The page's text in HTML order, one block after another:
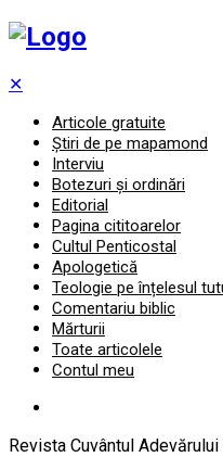
✕
Articole gratuite
Știri de pe mapamond
Interviu
Botezuri și ordinări
Editorial
Pagina cititoarelor
Cultul Penticostal
Apologetică
Teologie pe înțelesul
Comentariu biblic
Mărturii
Toate articolele
Contul meu
Revista Cuvântul